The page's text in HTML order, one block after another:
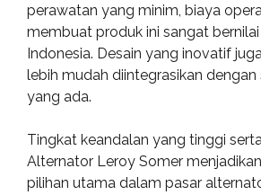
perawatan yang minim, biaya
membuat produk ini sangat
Indonesia. Desain yang inovatif
lebih mudah diintegrasikan dengan
yang ada.
Tingkat keandalan yang tinggi
Alternator Leroy Somer
pilihan utama dalam pasar